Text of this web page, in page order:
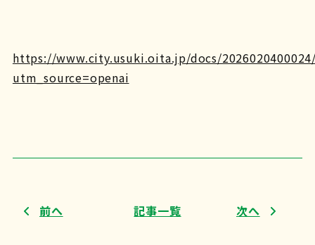
https://www.city.usuki.oita.jp/docs/
utm_source=openai
前へ 記事一覧 次へ